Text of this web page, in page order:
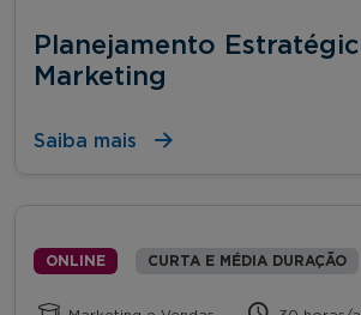
Planejamento
Marketing
Saiba mais
ONLINE CURTA E MÉDIA DURAÇÃO